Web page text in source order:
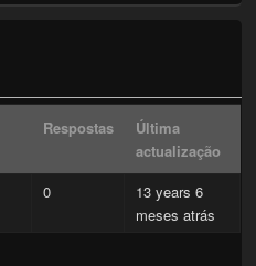
Respostas
Última
actualização
0
13 years 6
meses atrás